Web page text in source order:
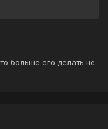
больше его делать не